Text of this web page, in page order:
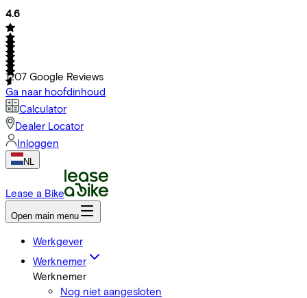
4.6
1207 Google Reviews
Ga naar hoofdinhoud
Calculator
Dealer Locator
Inloggen
NL
Lease a Bike
Open main menu
Werkgever
Werknemer
Werknemer
Nog niet aangesloten